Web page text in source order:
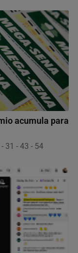
acumula para
31 - 43 - 54